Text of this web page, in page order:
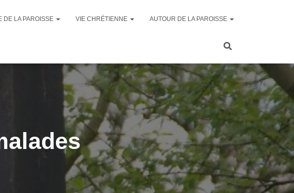
DE LA PAROISSE VIE CHRÉTIENNE AUTOUR DE LA PAROISSE